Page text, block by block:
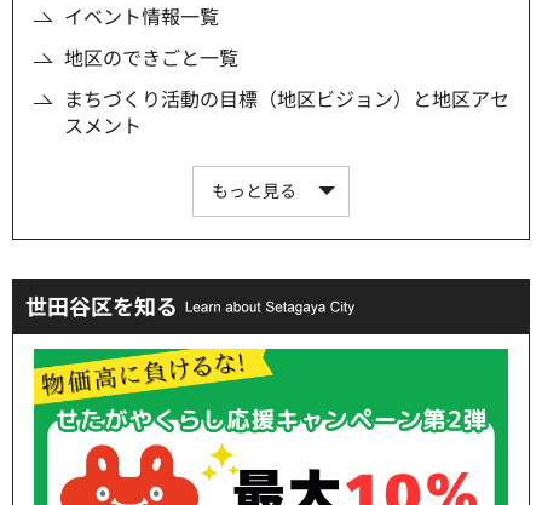
イベント情報一覧
地区のできごと一覧
まちづくり活動の目標（地区ビジョン）と地区アセ
スメント
もっと見る
世田谷区を知る